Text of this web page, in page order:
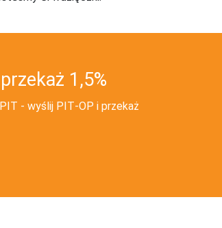
1,5%
- wyślij PIT‑OP i przekaż